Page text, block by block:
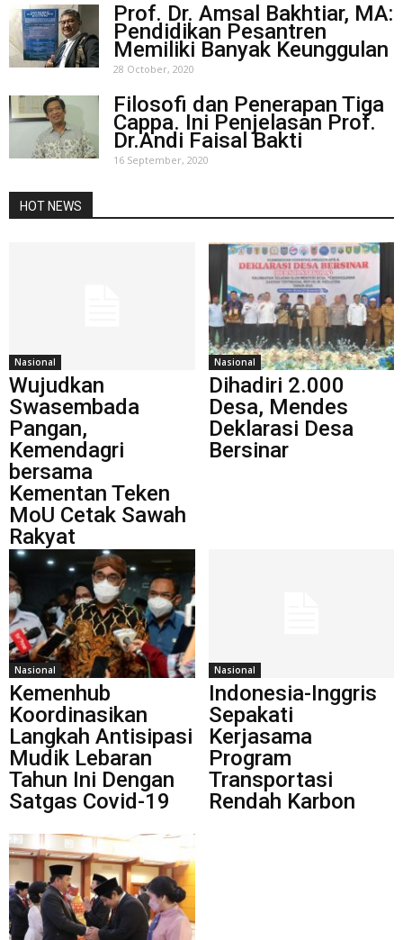
Prof. Dr. Amsal Bakhtiar, MA:
Pendidikan Pesantren
Memiliki Banyak Keunggulan
28 October, 2020
Filosofi dan Penerapan Tiga
Cappa. Ini Penjelasan Prof.
Dr.Andi Faisal Bakti
16 September, 2020
HOT NEWS
Nasional
Wujudkan
Swasembada
Pangan,
Kemendagri
bersama
Kementan Teken
MoU Cetak Sawah
Rakyat
Nasional
Dihadiri 2.000
Desa, Mendes
Deklarasi Desa
Bersinar
Nasional
Kemenhub
Koordinasikan
Langkah Antisipasi
Mudik Lebaran
Tahun Ini Dengan
Satgas Covid-19
Nasional
Indonesia-Inggris
Sepakati
Kerjasama
Program
Transportasi
Rendah Karbon